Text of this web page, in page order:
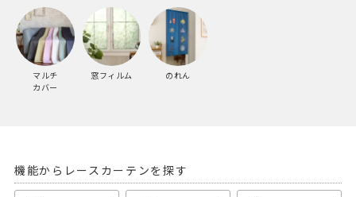
マルチ
カバー
窓フィルム のれん
機能からレースカーテンを探す